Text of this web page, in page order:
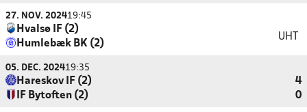
27. NOV. 202419:45
Hvalsø IF (2)
Humlebæk BK (2)
UHT
05. DEC. 202419:35
Hareskov IF (2)
4
IF Bytoften (2)
0